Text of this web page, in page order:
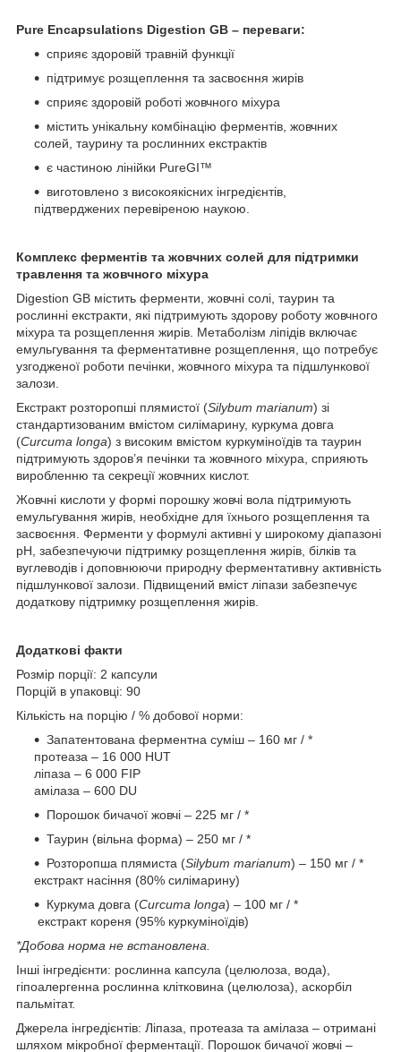
Pure Encapsulations Digestion GB – переваги:
сприяє здоровій травній функції
підтримує розщеплення та засвоєння жирів
сприяє здоровій роботі жовчного міхура
містить унікальну комбінацію ферментів, жовчних
солей, таурину та рослинних екстрактів
є частиною лінійки PureGI™
виготовлено з високоякісних інгредієнтів,
підтверджених перевіреною наукою.
Комплекс ферментів та жовчних солей для підтримки
травлення та жовчного міхура
Digestion GB містить ферменти, жовчні солі, таурин та
рослинні екстракти, які підтримують здорову роботу жовчного
міхура та розщеплення жирів. Метаболізм ліпідів включає
емульгування та ферментативне розщеплення, що потребує
узгодженої роботи печінки, жовчного міхура та підшлункової
залози.
Екстракт розторопші плямистої (Silybum marianum) зі
стандартизованим вмістом силімарину, куркума довга
(Curcuma longa) з високим вмістом куркуміноїдів та таурин
підтримують здоров’я печінки та жовчного міхура, сприяють
виробленню та секреції жовчних кислот.
Жовчні кислоти у формі порошку жовчі вола підтримують
емульгування жирів, необхідне для їхнього розщеплення та
засвоєння. Ферменти у формулі активні у широкому діапазоні
pH, забезпечуючи підтримку розщеплення жирів, білків та
вуглеводів і доповнюючи природну ферментативну активність
підшлункової залози. Підвищений вміст ліпази забезпечує
додаткову підтримку розщеплення жирів.
Додаткові факти
Розмір порції: 2 капсули
Порцій в упаковці: 90
Кількість на порцію / % добової норми:
Запатентована ферментна суміш – 160 мг / *
протеаза – 16 000 HUT
ліпаза – 6 000 FIP
амілаза – 600 DU
Порошок бичачої жовчі – 225 мг / *
Таурин (вільна форма) – 250 мг / *
Розторопша плямиста (Silybum marianum) – 150 мг / *
екстракт насіння (80% силімарину)
Куркума довга (Curcuma longa) – 100 мг / *
екстракт кореня (95% куркуміноїдів)
*Добова норма не встановлена.
Інші інгредієнти: рослинна капсула (целюлоза, вода),
гіпоалергенна рослинна клітковина (целюлоза), аскорбіл
пальмітат.
Джерела інгредієнтів: Ліпаза, протеаза та амілаза – отримані
шляхом мікробної ферментації. Порошок бичачої жовчі –